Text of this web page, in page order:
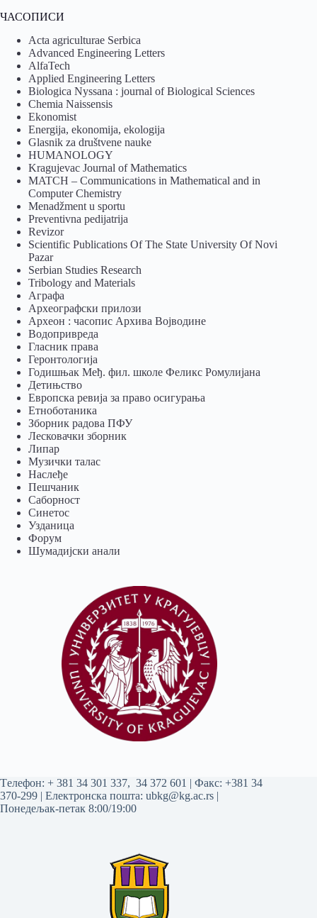
ЧАСОПИСИ
Acta agriculturae Serbica
Advanced Engineering Letters
AlfaTech
Applied Engineering Letters
Biologica Nyssana : journal of Biological Sciences
Chemia Naissensis
Ekonomist
Energija, ekonomija, ekologija
Glasnik za društvene nauke
HUMANOLOGY
Kragujevac Journal of Mathematics
MATCH – Communications in Mathematical and in
Computer Chemistry
Menadžment u sportu
Preventivna pedijatrija
Revizor
Scientific Publications Of The State University Of Novi
Pazar
Serbian Studies Research
Tribology and Materials
Аграфа
Археографски прилози
Археон : часопис Архива Војводине
Водопривреда
Гласник права
Геронтологија
Годишњак Међ. фил. школе Феликс Ромулијана
Детињство
Европска ревија за право осигурања
Eтноботаника
Зборник радова ПФУ
Лесковачки зборник
Липар
Музички талас
Наслеђе
Пешчаник
Саборност
Синетос
Узданица
Форум
Шумадијски анали
Tелефон: + 381 34 301 337, 34 372 601 | Факс: +381 34
370-299 | Електронска пошта: ubkg@kg.ac.rs |
Понедељак-петак 8:00/19:00